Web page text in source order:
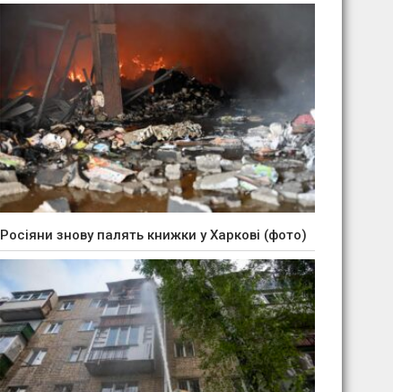
Росіяни знову палять книжки у Харкові (фото)